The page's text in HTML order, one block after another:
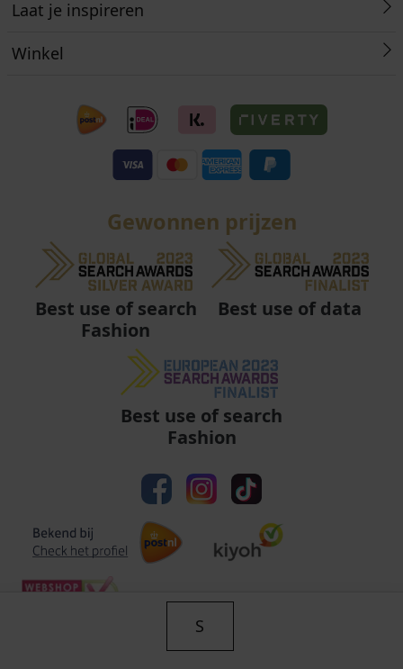
S
Laat je inspireren
Winkel
Gewonnen prijzen
Best use of search
Fashion
Best use of data
Best use of search
Fashion
Algemene voorwaarden | Privacy